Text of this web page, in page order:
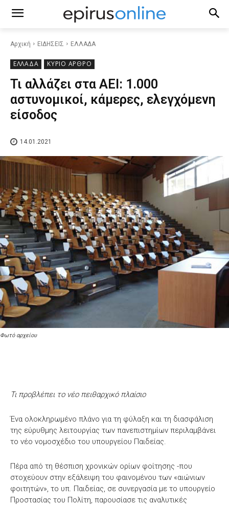
Αρχική ΕΙΔΗΣΕΙΣ ΕΛΛΑΔΑ
ΕΛΛΑΔΑ ΚΥΡΙΟ ΑΡΘΡΟ
Τι αλλάζει στα ΑΕΙ: 1.000
αστυνομικοί, κάμερες, ελεγχόμενη
είσοδος
14.01.2021
Φωτό αρχείου
Τι προβλέπει το νέο πειθαρχικό πλαίσιο
Ένα ολοκληρωμένο πλάνο για τη φύλαξη και τη διασφάλιση
της εύρυθμης λειτουργίας των πανεπιστημίων περιλαμβάνει
το νέο νομοσχέδιο του υπουργείου Παιδείας.
Πέρα από τη θέσπιση χρονικών ορίων φοίτησης -που
στοχεύουν στην εξάλειψη του φαινομένου των «αιώνιων
φοιτητών», το υπ. Παιδείας, σε συνεργασία με το υπουργείο
Προστασίας του Πολίτη, παρουσίασε τις αναλυτικές